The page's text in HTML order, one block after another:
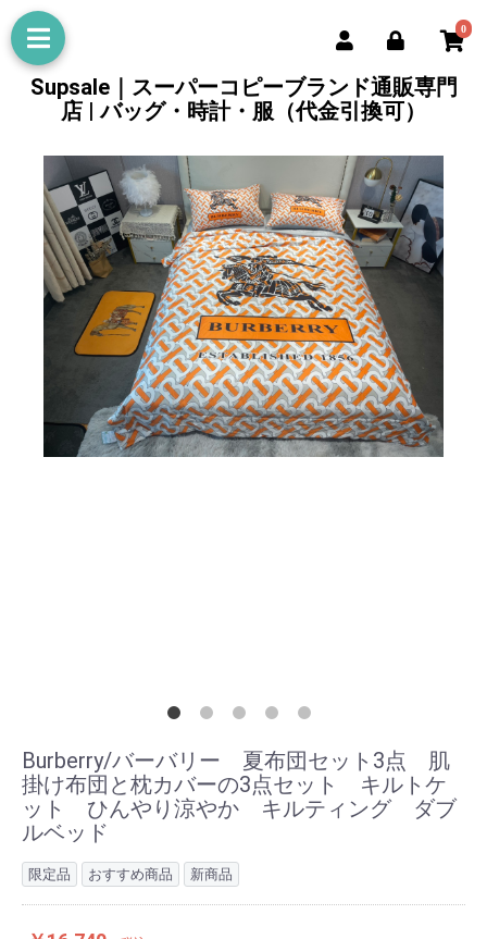
0
Supsale｜スーパーコピーブランド通販専門
店 | バッグ・時計・服（代金引換可）
Burberry/バーバリー 夏布団セット3点 肌
掛け布団と枕カバーの3点セット キルトケ
ット ひんやり涼やか キルティング ダブ
ルベッド
限定品 おすすめ商品 新商品